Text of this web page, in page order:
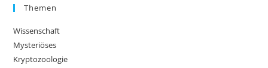
Themen
Wissenschaft
Mysteriöses
Kryptozoologie